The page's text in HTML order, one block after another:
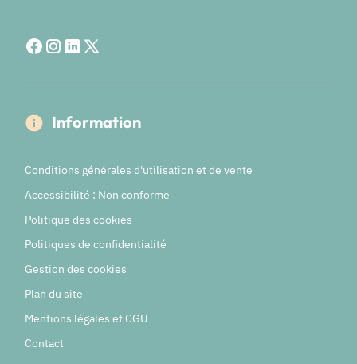
Information
Conditions générales d'utilisation et de vente
Accessibilité : Non conforme
Politique des cookies
Politiques de confidentialité
Gestion des cookies
Plan du site
Mentions légales et CGU
Contact